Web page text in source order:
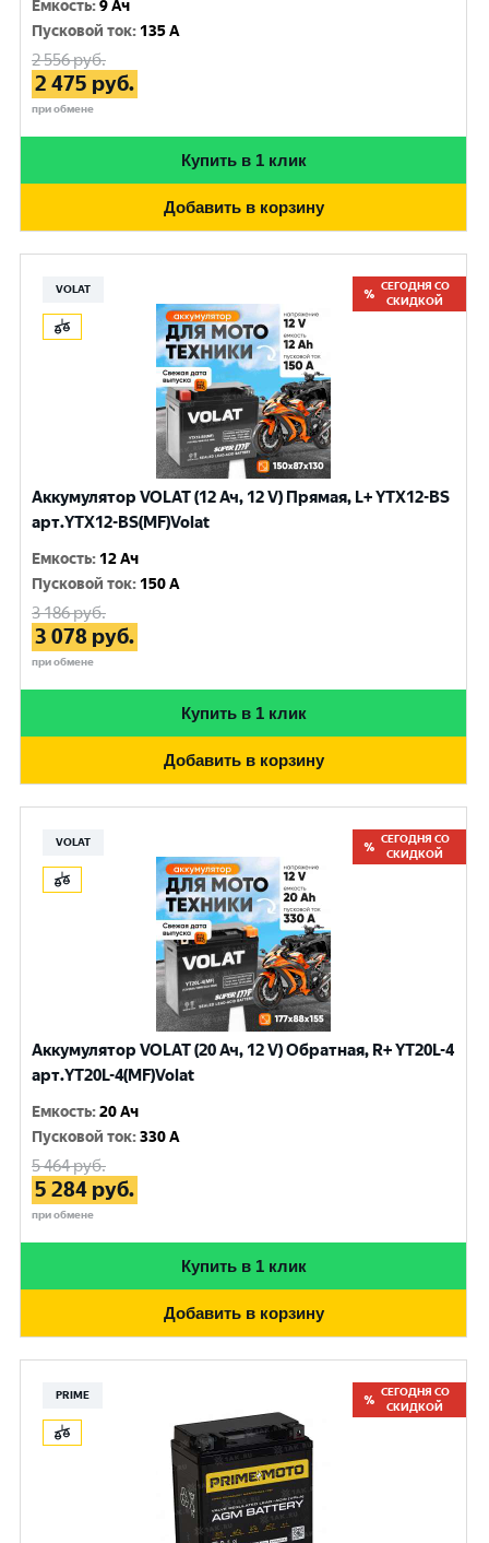
Емкость:9 Ач
Пусковой ток: 135 A
2 556руб.
2 475 руб.
при обмене
Купить в 1 клик
Добавить в корзину
VOLAT
СЕГОДНЯ СО
СКИДКОЙ
Аккумулятор VOLAT (12 Ач, 12 V) Прямая, L+ YTX12-BS
арт.YTX12-BS(MF)Volat
Емкость: 12 Ач
Пусковой ток: 150 A
3 186руб.
3 078 руб.
при обмене
Купить в 1 клик
Добавить в корзину
VOLAT
СЕГОДНЯ СО
СКИДКОЙ
Аккумулятор VOLAT (20 Ач, 12 V) Обратная, R+ YT20L-4
арт.YT20L-4(MF)Volat
Емкость:20 Ач
Пусковой ток:330 A
5 464руб.
5 284 руб.
при обмене
Купить в 1 клик
Добавить в корзину
PRIME
СЕГОДНЯ СО
СКИДКОЙ